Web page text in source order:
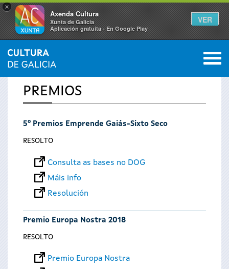
×
Axenda Cultura
Xunta de Galicia
Aplicación gratuíta - En Google Play
VER
Vostede
está
aquí
INICIO 0
PREMIOS
5º Premios Emprende Gaiás-Sixto Seco
RESOLTO
Consulta as bases no DOG
Máis info
Resolución
Premio Europa Nostra 2018
RESOLTO
Premio Europa Nostra